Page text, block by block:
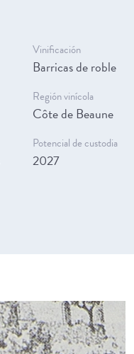
Vinificación
Barricas de roble
Región vinícola
Côte de Beaune
Potencial de custodia
2027